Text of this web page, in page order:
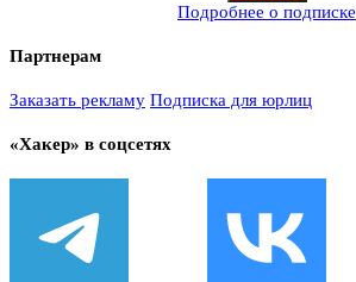
Подробнее о подписке
Партнерам
Заказать рекламу Подписка для юрлиц
«Хакер» в соцсетях